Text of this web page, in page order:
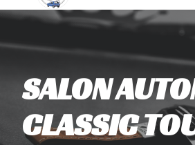
SALON
CLASSIC